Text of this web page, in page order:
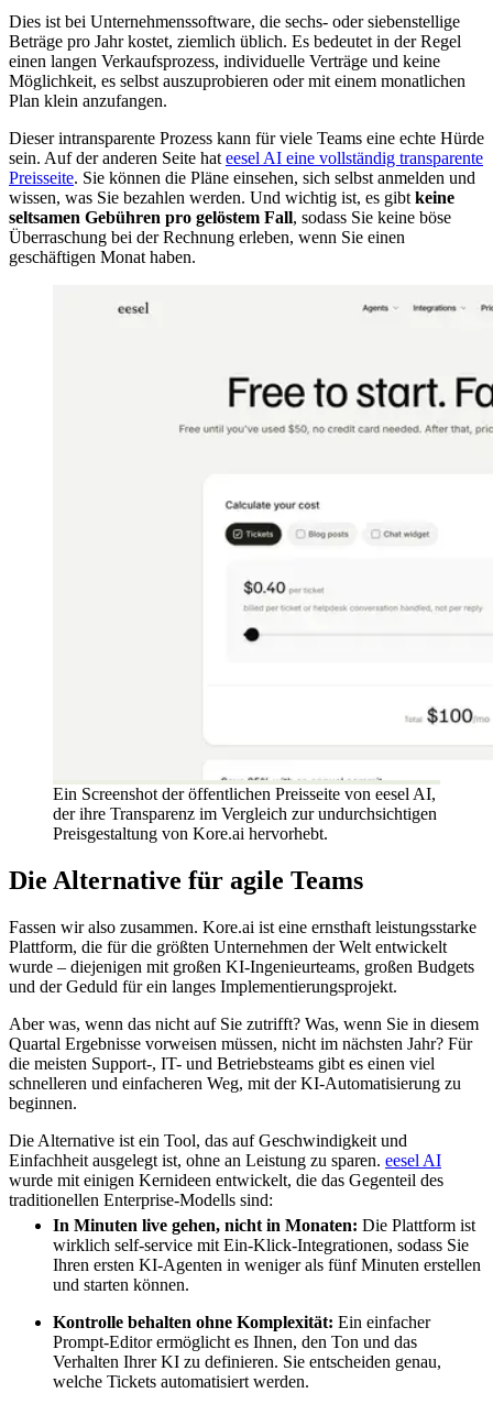
Dies ist bei Unternehmenssoftware, die sechs- oder siebenstellige
Beträge pro Jahr kostet, ziemlich üblich. Es bedeutet in der Regel
einen langen Verkaufsprozess, individuelle Verträge und keine
Möglichkeit, es selbst auszuprobieren oder mit einem monatlichen
Plan klein anzufangen.
Dieser intransparente Prozess kann für viele Teams eine echte Hürde
sein. Auf der anderen Seite hat eesel AI eine vollständig transparente
Preisseite. Sie können die Pläne einsehen, sich selbst anmelden und
wissen, was Sie bezahlen werden. Und wichtig ist, es gibt keine
seltsamen Gebühren pro gelöstem Fall, sodass Sie keine böse
Überraschung bei der Rechnung erleben, wenn Sie einen
geschäftigen Monat haben.
Ein Screenshot der öffentlichen Preisseite von eesel AI,
der ihre Transparenz im Vergleich zur undurchsichtigen
Preisgestaltung von Kore.ai hervorhebt.
Die Alternative für agile Teams
Fassen wir also zusammen. Kore.ai ist eine ernsthaft leistungsstarke
Plattform, die für die größten Unternehmen der Welt entwickelt
wurde – diejenigen mit großen KI-Ingenieurteams, großen Budgets
und der Geduld für ein langes Implementierungsprojekt.
Aber was, wenn das nicht auf Sie zutrifft? Was, wenn Sie in diesem
Quartal Ergebnisse vorweisen müssen, nicht im nächsten Jahr? Für
die meisten Support-, IT- und Betriebsteams gibt es einen viel
schnelleren und einfacheren Weg, mit der KI-Automatisierung zu
beginnen.
Die Alternative ist ein Tool, das auf Geschwindigkeit und
Einfachheit ausgelegt ist, ohne an Leistung zu sparen. eesel AI
wurde mit einigen Kernideen entwickelt, die das Gegenteil des
traditionellen Enterprise-Modells sind:
In Minuten live gehen, nicht in Monaten: Die Plattform ist
wirklich self-service mit Ein-Klick-Integrationen, sodass Sie
Ihren ersten KI-Agenten in weniger als fünf Minuten erstellen
und starten können.
Kontrolle behalten ohne Komplexität: Ein einfacher
Prompt-Editor ermöglicht es Ihnen, den Ton und das
Verhalten Ihrer KI zu definieren. Sie entscheiden genau,
welche Tickets automatisiert werden.